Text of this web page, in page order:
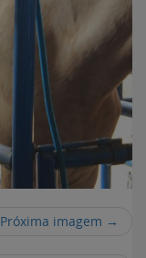
Próxima imagem →